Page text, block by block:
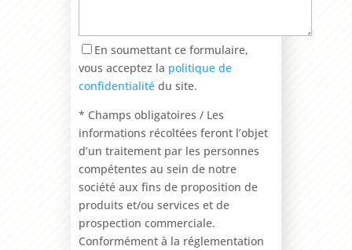
En soumettant ce formulaire,
vous acceptez la politique de
confidentialitédu site.
* Champs obligatoires / Les
informations récoltées feront l’objet
d’un traitement par les personnes
compétentes au sein de notre
société aux fins de proposition de
produits et/ou services et de
prospection commerciale.
Conformément à la réglementation